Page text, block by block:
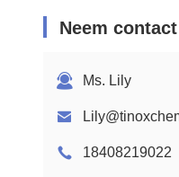
Neem
Ms. Lily
18408219022